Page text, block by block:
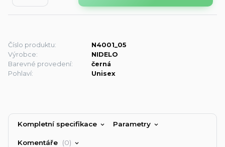
Číslo produktu:
N4001_05
Výrobce:
NIDELO
Barevné provedení:
černá
Pohlaví:
Unisex
Kompletní specifikace Parametry
Komentáře 0